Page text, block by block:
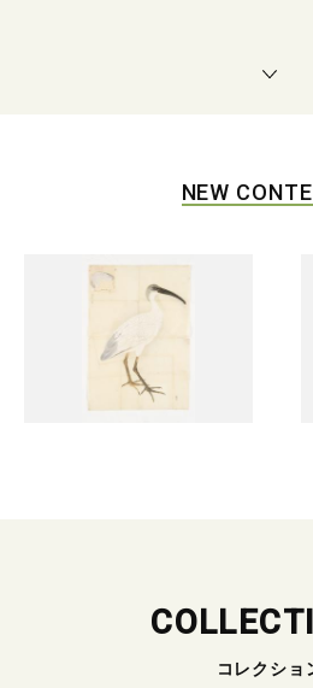
NEW
コレクショ